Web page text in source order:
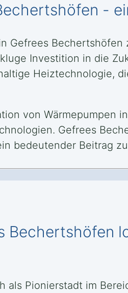
-
Gefrees
Investition in die
Heiztechnologie,
von Wärmepumpen
Gefrees
bedeutender Beitrag
Bechertshöfen
als Pionierstadt im